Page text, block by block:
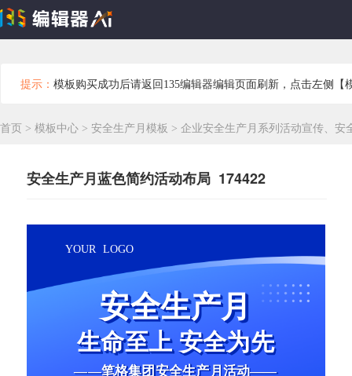
提示： 模板购买成功后请返回135编辑器编辑页面刷新，点击左侧【
首页 > 模板中心 > 安全生产月模板 > 企业安全生产月系列活动宣传、安
安全生产月蓝色简约活动布局 174422
YOUR LOGO
安全生产月
生命至上 安全为先
——笔格集团安全生产月活动——